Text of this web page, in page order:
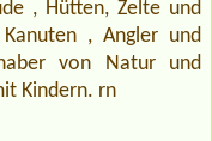
, Hütten, Zelte und
, Angler und
von Natur und
Kindern. rn